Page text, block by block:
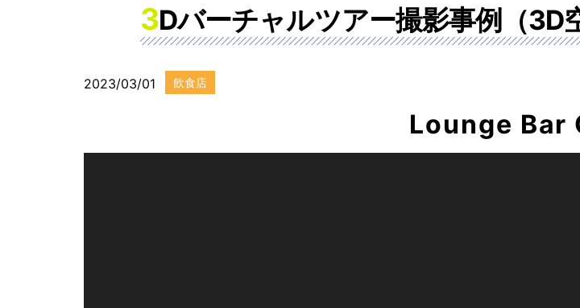
3Dバーチャルツアー撮影事例（3D
2023/03/01 飲食店
Lounge Bar